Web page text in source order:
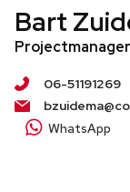
Bart
06-51191269
WhatsApp